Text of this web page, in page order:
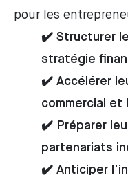
pour les
✔️ Structurer
stratégie
✔️ Accélérer
commercial et
✔️ Préparer
partenariats
✔️ Anticiper